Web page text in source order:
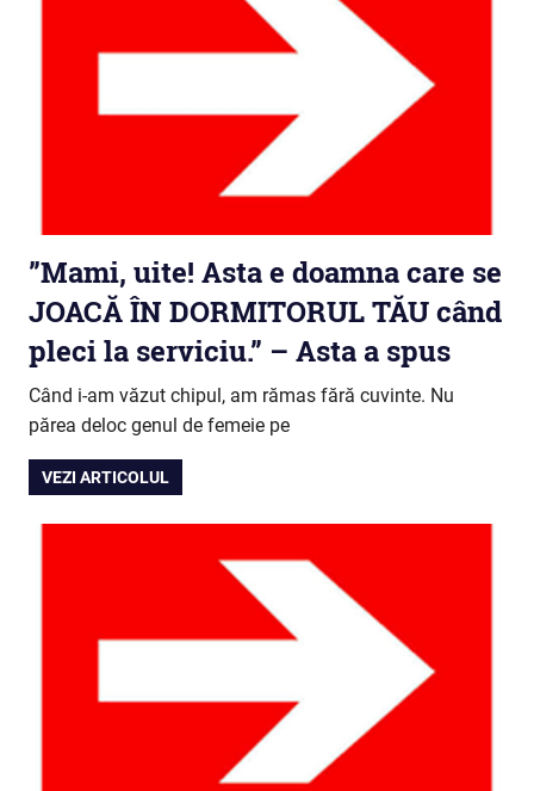
”Mami, uite! Asta e doamna care se
JOACĂ ÎN DORMITORUL TĂU când
pleci la serviciu.” – Asta a spus
Când i-am văzut chipul, am rămas fără cuvinte. Nu
părea deloc genul de femeie pe
VEZI ARTICOLUL